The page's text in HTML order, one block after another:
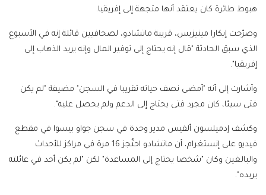
هبوط طائرة كان يعتقد أنها متجهة إلى إفريقيا.
وصرّحت إيكارا مينيزيس، قريبة ماتشادو، لصحافيين قائلة إنه في الأسبوع
الذي سبق الحادثة "قال إنه يحتاج إلى توفير المال وإنه يريد الذهاب إلى
إفريقيا".
وأشارت إلى أنه "أمضى نصف حياته تقريبا في السجن" مضيفة "لم يكن
فتى سيئا، كان مجرد فتى يحتاج إلى الدعم ولم يحصل عليه".
وكشف إدميلسون ألفيس مدير وحدة في سجن جواو بيسوا في مقطع
فيديو على إنستغرام، أن ماتشادو احتُجز 16 مرة في مراكز للأحداث
والبالغين وكان "شخصا يحتاج إلى المساعدة" لكن "لم يكن أحد في عائلته
يريده".